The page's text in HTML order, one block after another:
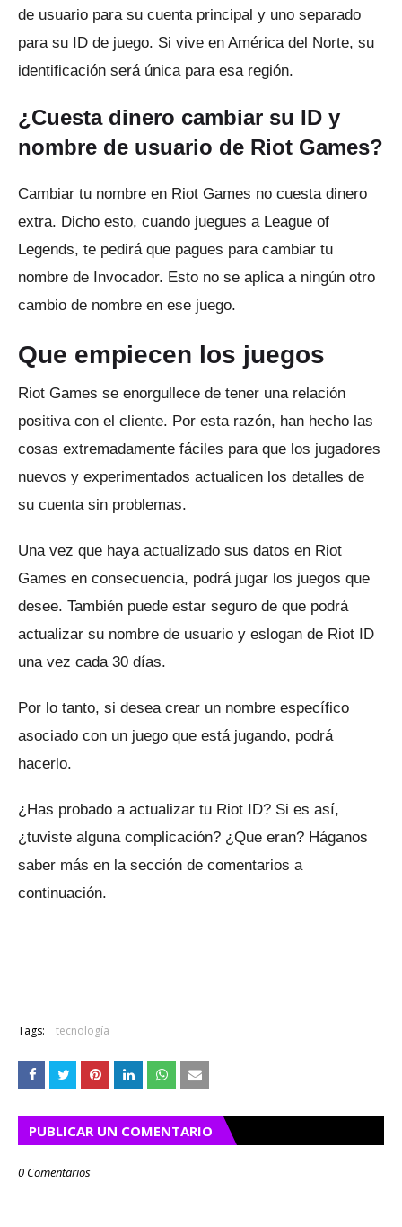
de usuario para su cuenta principal y uno separado
para su ID de juego. Si vive en América del Norte, su
identificación será única para esa región.
¿Cuesta dinero cambiar su ID y
nombre de usuario de Riot Games?
Cambiar tu nombre en Riot Games no cuesta dinero
extra. Dicho esto, cuando juegues a League of
Legends, te pedirá que pagues para cambiar tu
nombre de Invocador. Esto no se aplica a ningún otro
cambio de nombre en ese juego.
Que empiecen los juegos
Riot Games se enorgullece de tener una relación
positiva con el cliente. Por esta razón, han hecho las
cosas extremadamente fáciles para que los jugadores
nuevos y experimentados actualicen los detalles de
su cuenta sin problemas.
Una vez que haya actualizado sus datos en Riot
Games en consecuencia, podrá jugar los juegos que
desee. También puede estar seguro de que podrá
actualizar su nombre de usuario y eslogan de Riot ID
una vez cada 30 días.
Por lo tanto, si desea crear un nombre específico
asociado con un juego que está jugando, podrá
hacerlo.
¿Has probado a actualizar tu Riot ID? Si es así,
¿tuviste alguna complicación? ¿Que eran? Háganos
saber más en la sección de comentarios a
continuación.
Tags: tecnología
PUBLICAR UN COMENTARIO
0 Comentarios